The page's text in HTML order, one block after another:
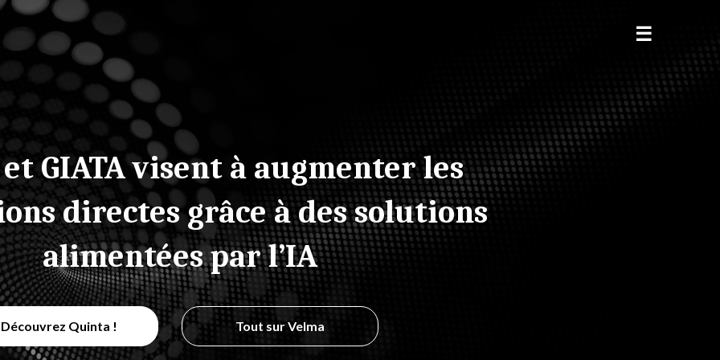
GIATA visent à augmenter les
directes grâce à des solutions
alimentées par l’IA
Découvrez Quinta ! Tout sur Velma